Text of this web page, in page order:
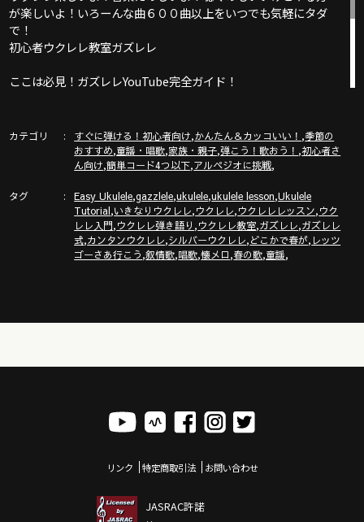
が楽しいよ！いろーんな曲６００曲以上をいつでも気軽にタダ
で！
初心者ウクレレ教室ガズレレ
ここは必見！ガズレレYouTube完全ガイド！
ガズレレホームページ
カテゴリ すぐに弾ける！初心者向け,かんたん＆カッコいい！ ,季節の
おすすめ,童謡・唱歌,家族・親子,弾こう！歌おう！ ,初心者さ
ん向け,簡単コード4つ以下,アルペジオに挑戦,
タグ Easy Ukulele,gazzlele,ukulele,ukulele lesson,Ukulele
Tutorial,いきなりウクレレ,ウクレレ,ウクレレレッスン,ウク
レレ入門,ウクレレ弾き語り ,ウクレレ教室,ガズレレ,ガズレレ
式,カンタンウクレレ,シルバーウクレレ,どこかで春が, レッツ
ゴーさあ行こう,叙情歌,唱歌,懐メロ,春の歌,童謡,
リンク 特定商取引法 お問い合わせ
JASRAC許諾